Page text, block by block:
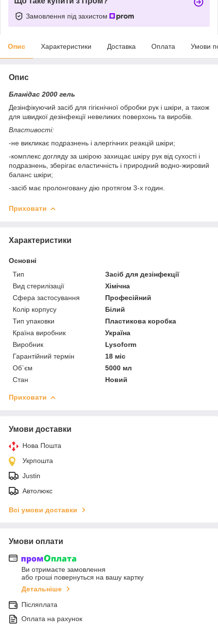
Замовлення під захистом
Опис Характеристики Доставка Оплата Умови
Опис
Бланідас 2000 гель
Дезінфікуючий засіб для гігієнічної обробки рук і шкіри, а також
для швидкої дезінфекції невеликих поверхонь та виробів.
Властивості:
-не викликає подразнень і алергічних реакцій шкіри;
-комплекс догляду за шкірою захищає шкіру рук від сухості і
подразнень, зберігає еластичність і природний водно-жировий
баланс шкіри;
-засіб має пролонговану дію протягом 3-х годин.
Приховати
Характеристики
Основні
Тип
Засіб для дезінфекції
Вид стерилізації
Хімічна
Сфера застосування
Професійний
Колір корпусу
Білий
Тип упаковки
Пластикова коробка
Країна виробник
Україна
Виробник
Lysoform
Гарантійний термін
18 міс
Об`єм
5000 мл
Стан
Новий
Приховати
Умови доставки
Нова Пошта
Укрпошта
Justin
Автолюкс
Всі умови доставки
Умови оплати
Ви отримаєте замовлення
або гроші повернуться на вашу картку
Детальніше
Післяплата
Оплата на рахунок